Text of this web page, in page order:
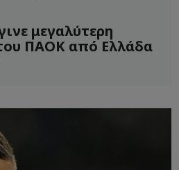
μεγαλύτερη
ΠΑΟΚ από Ελλάδα